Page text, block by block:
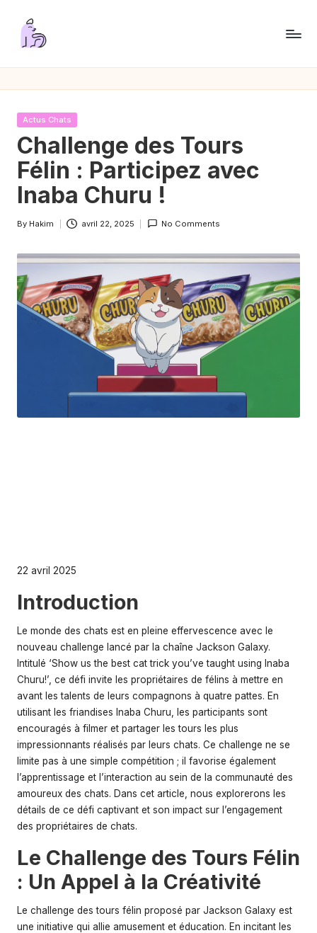
P
a
s
s
i
o
n
C
h
a
t
Posted
Actus Chats
Challenge des Tours
Félin : Participez avec
Inaba Churu !
Posted
By Hakim avril 22, 2025 No Comments
22 avril 2025
Introduction
Le monde des chats est en pleine effervescence avec le
nouveau challenge lancé par la chaîne Jackson Galaxy.
Intitulé ‘Show us the best cat trick you’ve taught using Inaba
Churu!’, ce défi invite les propriétaires de félins à mettre en
avant les talents de leurs compagnons à quatre pattes. En
utilisant les friandises Inaba Churu, les participants sont
encouragés à filmer et partager les tours les plus
impressionnants réalisés par leurs chats. Ce challenge ne se
limite pas à une simple compétition ; il favorise également
l’apprentissage et l’interaction au sein de la communauté des
amoureux des chats. Dans cet article, nous explorerons les
détails de ce défi captivant et son impact sur l’engagement
des propriétaires de chats.
Le Challenge des Tours Félin
: Un Appel à la Créativité
Le challenge des tours félin proposé par Jackson Galaxy est
une initiative qui allie amusement et éducation. En incitant les